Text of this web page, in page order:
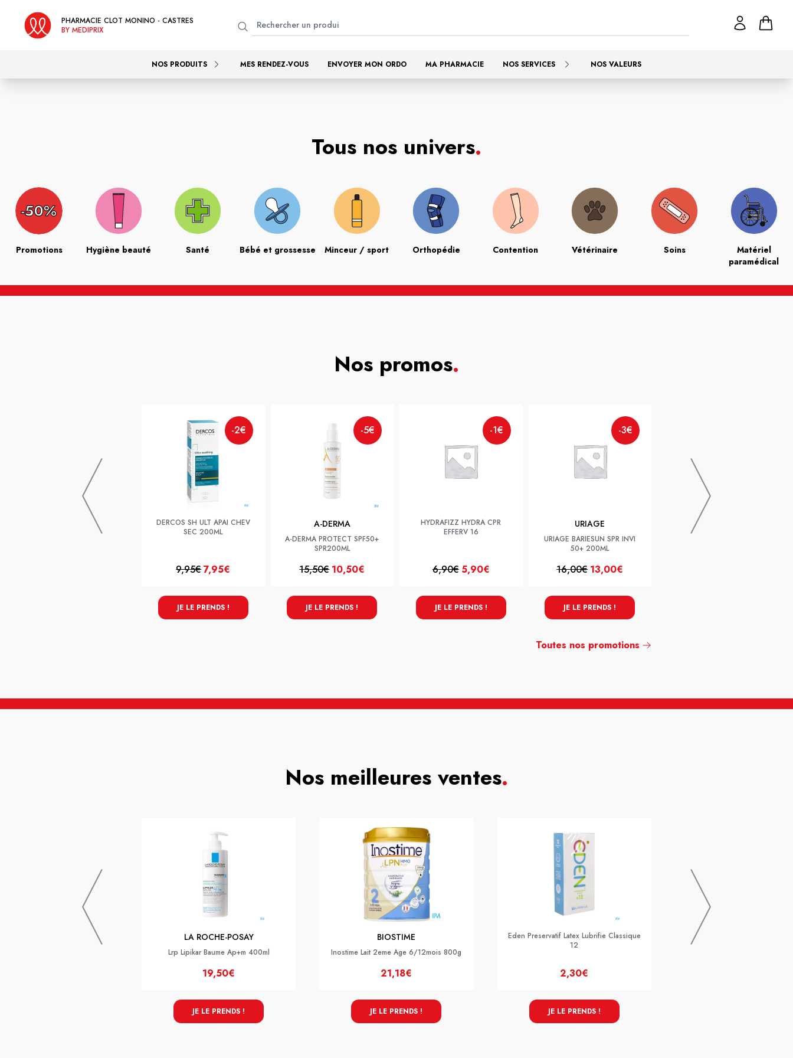
PHARMACIE CLOT MONINO - CASTRES
BY MEDIPRIX
NOS PRODUITS MES RENDEZ-VOUS ENVOYER MON ORDO MA PHARMACIE NOS SERVICES NOS VALEURS
Tous nos univers.
Promotions Hygiène beauté Santé Bébé et grossesse Minceur / sport Orthopédie Contention Vétérinaire Soins
Matériel
paramédical
Nos promos.
-2€
DERCOS SH ULT APAI CHEV
SEC 200ML
9,95€7,95€
JE LE PRENDS !
-5€
A-DERMA
A-DERMA PROTECT SPF50+
SPR200ML
15,50€ 10,50€
JE LE PRENDS !
-1€
HYDRAFIZZ HYDRA CPR
EFFERV 16
6,90€ 5,90€
JE LE PRENDS !
-3€
URIAGE
URIAGE BARIESUN SPR INVI
50+ 200ML
16,00€ 13,00€
JE LE PRENDS !
Toutes nos promotions
Nos meilleures ventes.
LA ROCHE-POSAY
Lrp Lipikar Baume Ap+m 400ml
19,50€
JE LE PRENDS !
BIOSTIME
Inostime Lait 2eme Age 6/12mois 800g
21,18€
JE LE PRENDS !
Eden Preservatif Latex Lubrifie Classique
12
2,30€
JE LE PRENDS !